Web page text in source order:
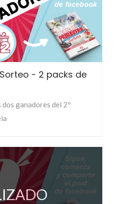
- 2 packs de
dos ganadores del 2º